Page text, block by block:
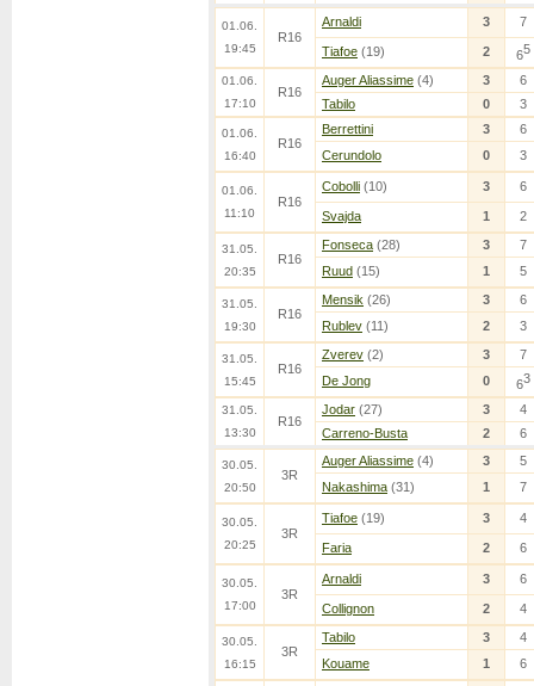
01.06.
19:45
R16
Arnaldi 3 7
Tiafoe (19) 2 65
01.06.
17:10
R16
Auger Aliassime (4) 3
6
Tabilo
0 3
01.06.
16:40
R16
Berrettini 3
6
Cerundolo
0 3
01.06.
11:10
R16
Cobolli (10) 3 6
Svajda 1 2
31.05.
20:35
R16
Fonseca (28) 3
7
Ruud (15) 1 5
31.05.
19:30
R16
Mensik (26) 3
6
Rublev (11) 2 3
31.05.
15:45
R16
Zverev (2) 3
7
De Jong
0 63
31.05.
13:30
R16
Jodar (27) 3
4
Carreno-Busta
2 6
30.05.
20:50
3R
Auger Aliassime (4) 3
5
Nakashima (31) 1 7
30.05.
20:25
3R
Tiafoe (19) 3 4
Faria 2 6
30.05.
17:00
3R
Arnaldi 3 6
Collignon 2 4
30.05.
16:15
3R
Tabilo 3
4
Kouame
1 6